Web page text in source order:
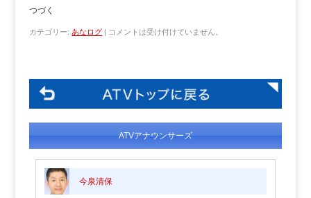
つづく
カテゴリー: あなログ | コメントは受け付けていません。
ATVアナウンサーズ
今泉清保